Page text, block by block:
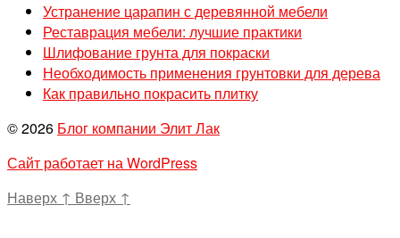
Устранение царапин с деревянной мебели
Реставрация мебели: лучшие практики
Шлифование грунта для покраски
Необходимость применения грунтовки для дерева
Как правильно покрасить плитку
© 2026 Блог компании Элит Лак
Сайт работает на WordPress
Наверх ↑ Вверх ↑